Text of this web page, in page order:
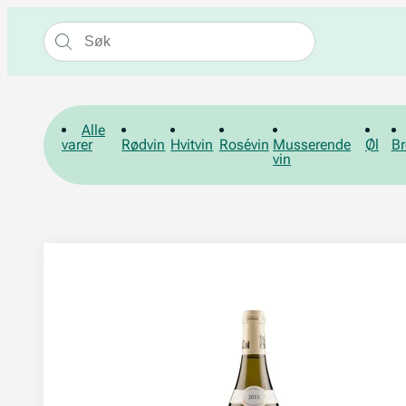
Alle
varer
Rødvin Hvitvin Rosévin Musserende
vin
Øl